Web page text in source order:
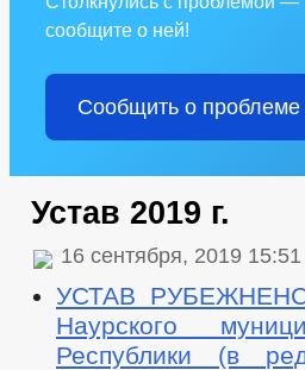
сообщите о ней!
Сообщить о проблеме
Устав 2019 г.
16 сентября, 2019 15:51
УСТАВ
Наурского
Республики (в